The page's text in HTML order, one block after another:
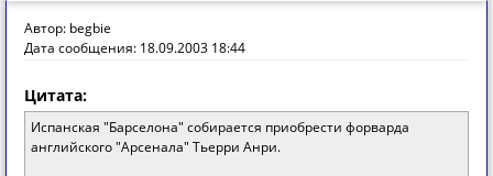
Автор: begbie
Дата сообщения: 18.09.2003 18:44
Цитата:
Испанская "Барселона" собирается приобрести форварда
английского "Арсенала" Тьерри Анри.